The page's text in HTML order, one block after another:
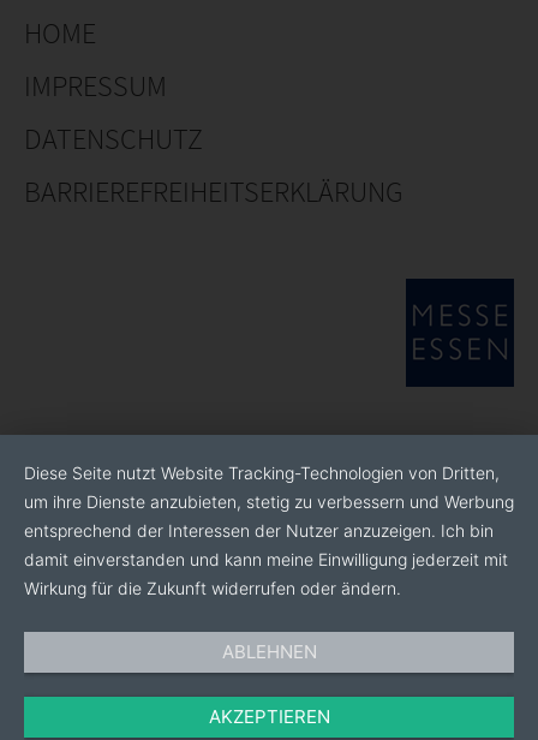
HOME
IMPRESSUM
DATENSCHUTZ
BARRIEREFREIHEITSERKLÄRUNG
Diese Seite nutzt Website Tracking-Technologien von Dritten,
um ihre Dienste anzubieten, stetig zu verbessern und Werbung
entsprechend der Interessen der Nutzer anzuzeigen. Ich bin
damit einverstanden und kann meine Einwilligung jederzeit mit
Wirkung für die Zukunft widerrufen oder ändern.
ABLEHNEN
AKZEPTIEREN